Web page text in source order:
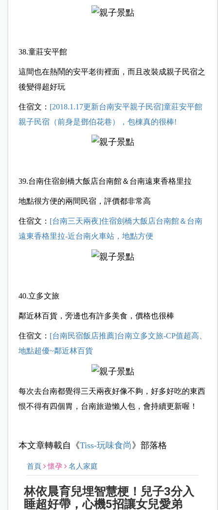
38.童莊安平館
這間也在熱鬧的安平老街裡面，而且改裝成親子民宿之
後變得超好玩
住宿文： [2018.1.17更新台南安平親子民宿]童莊安平館
親子民宿（前身是鄧伯花巷），包棟真的很棒!
39.台南住宿劍橋大飯店台南館＆台南遠東香格里拉
地點很方便的兩間民宿，評價都非常高
住宿文： [台南三天兩夜]住宿劍橋大飯店台南館＆台南
遠東香格里拉-近台南火車站，地點方便
40.立多文旅
鄰近林百貨，旁邊也有許多美食，價格也很棒
住宿文： [台南民宿飯店推薦]台南立多文旅-CP值超高、
地點超優~鄰近林百貨
每次去台南都覺得三天兩夜好像不夠，好多好吃的東西
恨不得有四個胃，台南旅遊懶人包，會持續更新喔！
本文章轉載自《Tiss-玩味食尚 》部落格
首頁 懷孕 名人家庭
林依晨育兒埋智慧梗！兒子3分入
睡超好帶，心機5招讓女兒愛弟